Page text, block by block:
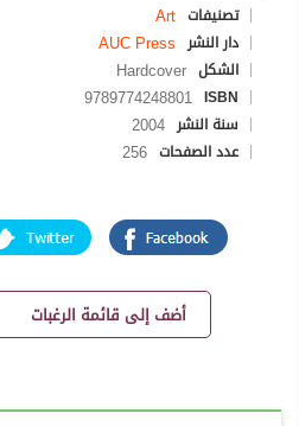
تصنيفات Art
دار النشر AUC Press
الشكل Hardcover
ISBN
9789774248801
سنة النشر 2004
عدد الصفحات 256
أضف إلى قائمة الرغبات